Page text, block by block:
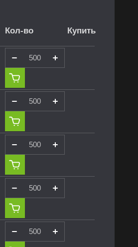
Кол-во Купить